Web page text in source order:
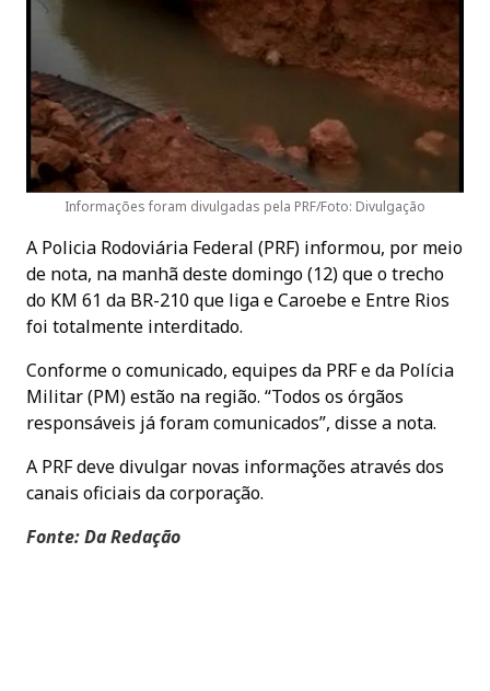
Informações foram divulgadas pela PRF/Foto: Divulgação
A Policia Rodoviária Federal (PRF) informou, por meio
de nota, na manhã deste domingo (12) que o trecho
do KM 61 da BR-210 que liga e Caroebe e Entre Rios
foi totalmente interditado.
Conforme o comunicado, equipes da PRF e da Polícia
Militar (PM) estão na região. “Todos os órgãos
responsáveis já foram comunicados”, disse a nota.
A PRF deve divulgar novas informações através dos
canais oficiais da corporação.
Fonte: Da Redação